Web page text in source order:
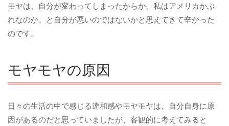
モヤは、自分が変わってしまったからか、私はアメリカかぶ
れなのか、と自分が悪いのではないかと思えてきて辛かった
のです。
モヤモヤの原因
日々の生活の中で感じる違和感やモヤモヤは、自分自身に原
因があるのだと思っていましたが、客観的に考えてみると